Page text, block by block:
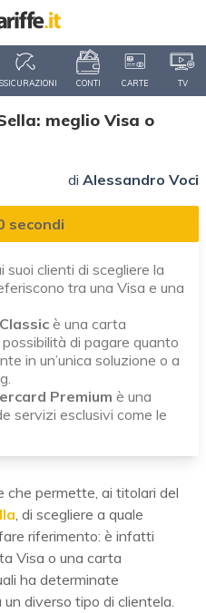
CONTI CARTE TV
meglio Visa o
di Alessandro Voci
secondi
suoi clienti di scegliere la
tra una Visa e una
è una carta
di pagare quanto
in un’unica soluzione o a
Premium è una
servizi esclusivi come le
che permette, ai titolari del
, di scegliere a quale
riferimento: è infatti
Visa o una carta
ha determinate
diverso tipo di clientela.